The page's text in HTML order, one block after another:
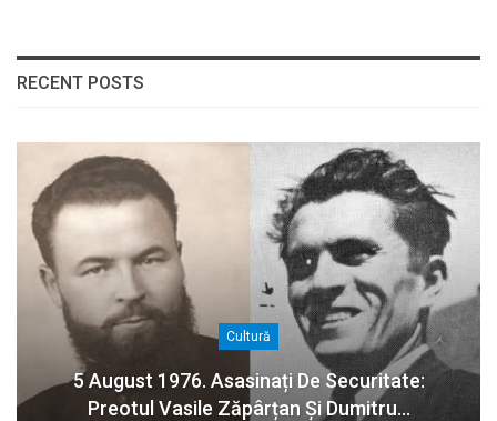
RECENT POSTS
Cultură
5 August 1976. Asasinați De Securitate:
Preotul Vasile Zăpârțan Și Dumitru…